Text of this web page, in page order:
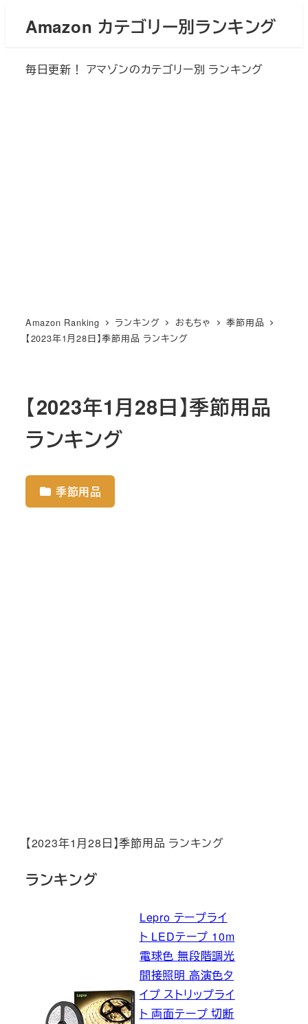
Amazon カテゴリー別ランキング
毎日更新！ アマゾンのカテゴリー別 ランキング
Amazon Ranking ランキング おもちゃ
季節用品
【2023年1月28日】季節用品 ランキング
【2023年1月28日】季節用品
ランキング
季節用品
【2023年1月28日】季節用品 ランキング
ランキング
Lepro テープライ
ト LEDテープ 10m
電球色 無段階調光
間接照明 高演色タ
イプ ストリップライ
ト 両面テープ 切断